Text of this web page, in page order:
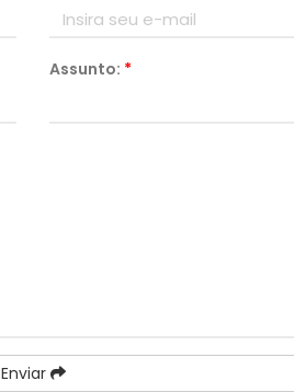
Assunto: *
Enviar